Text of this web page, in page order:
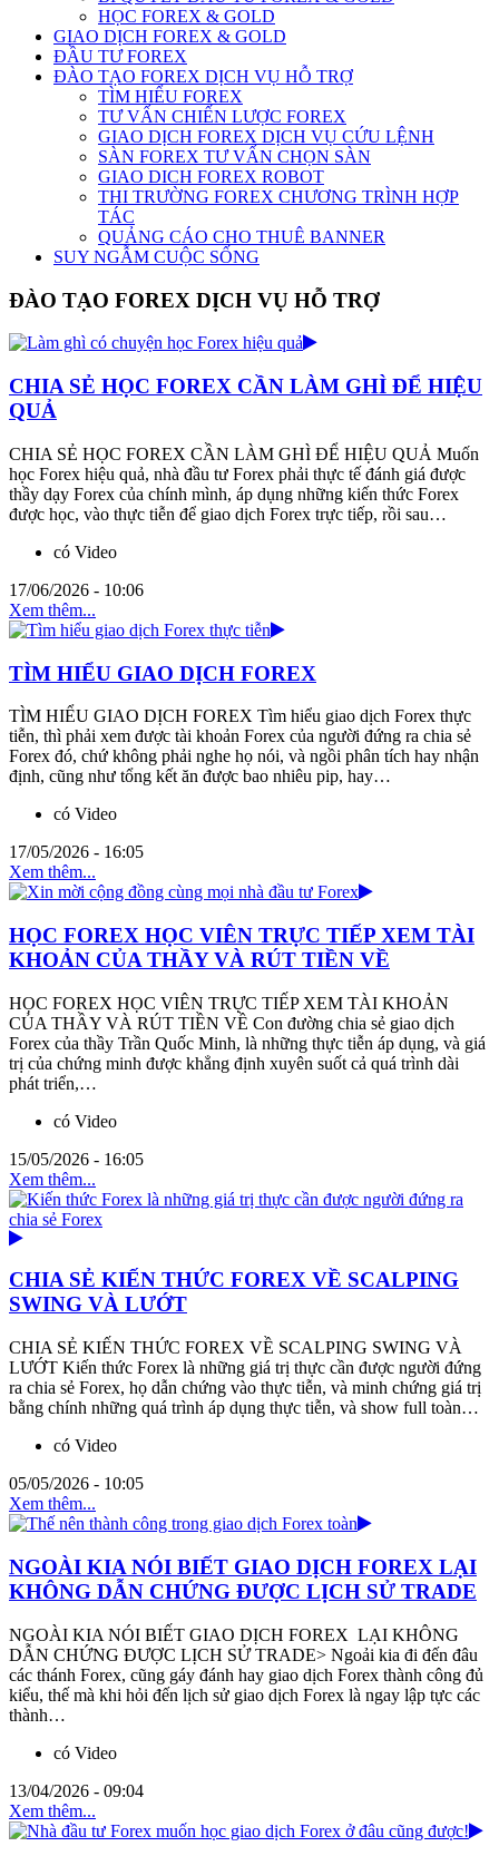
HỌC FOREX & GOLD
GIAO DỊCH FOREX & GOLD
ĐẦU TƯ FOREX
ĐÀO TẠO FOREX DỊCH VỤ HỖ TRỢ
TÌM HIỂU FOREX
TƯ VẤN CHIẾN LƯỢC FOREX
GIAO DỊCH FOREX DỊCH VỤ CỨU LỆNH
SÀN FOREX TƯ VẤN CHỌN SÀN
GIAO DICH FOREX ROBOT
THI TRƯỜNG FOREX CHƯƠNG TRÌNH HỢP
TÁC
QUẢNG CÁO CHO THUÊ BANNER
SUY NGẪM CUỘC SỐNG
ĐÀO TẠO FOREX DỊCH VỤ HỖ TRỢ
CHIA SẺ HỌC FOREX CẦN LÀM GHÌ ĐỂ HIỆU
QUẢ
CHIA SẺ HỌC FOREX CẦN LÀM GHÌ ĐỂ HIỆU QUẢ Muốn
học Forex hiệu quả, nhà đầu tư Forex phải thực tế đánh giá được
thầy dạy Forex của chính mình, áp dụng những kiến thức Forex
được học, vào thực tiễn để giao dịch Forex trực tiếp, rồi sau…
có Video
17/06/2026 - 10:06
Xem thêm...
TÌM HIỂU GIAO DỊCH FOREX
TÌM HIỂU GIAO DỊCH FOREX Tìm hiểu giao dịch Forex thực
tiễn, thì phải xem được tài khoản Forex của người đứng ra chia sẻ
Forex đó, chứ không phải nghe họ nói, và ngồi phân tích hay nhận
định, cũng như tổng kết ăn được bao nhiêu pip, hay…
có Video
17/05/2026 - 16:05
Xem thêm...
HỌC FOREX HỌC VIÊN TRỰC TIẾP XEM TÀI
KHOẢN CỦA THẦY VÀ RÚT TIỀN VỀ
HỌC FOREX HỌC VIÊN TRỰC TIẾP XEM TÀI KHOẢN
CỦA THẦY VÀ RÚT TIỀN VỀ Con đường chia sẻ giao dịch
Forex của thầy Trần Quốc Minh, là những thực tiễn áp dụng, và giá
trị của chứng minh được khẳng định xuyên suốt cả quá trình dài
phát triển,…
có Video
15/05/2026 - 16:05
Xem thêm...
CHIA SẺ KIẾN THỨC FOREX VỀ SCALPING
SWING VÀ LƯỚT
CHIA SẺ KIẾN THỨC FOREX VỀ SCALPING SWING VÀ
LƯỚT Kiến thức Forex là những giá trị thực cần được người đứng
ra chia sẻ Forex, họ dẫn chứng vào thực tiễn, và minh chứng giá trị
bằng chính những quá trình áp dụng thực tiễn, và show full toàn…
có Video
05/05/2026 - 10:05
Xem thêm...
NGOÀI KIA NÓI BIẾT GIAO DỊCH FOREX LẠI
KHÔNG DẪN CHỨNG ĐƯỢC LỊCH SỬ TRADE
NGOÀI KIA NÓI BIẾT GIAO DỊCH FOREX LẠI KHÔNG
DẪN CHỨNG ĐƯỢC LỊCH SỬ TRADE> Ngoải kia đi đến đâu
các thánh Forex, cũng gáy đánh hay giao dịch Forex thành công đủ
kiểu, thế mà khi hỏi đến lịch sử giao dịch Forex là ngay lập tực các
thành…
có Video
13/04/2026 - 09:04
Xem thêm...